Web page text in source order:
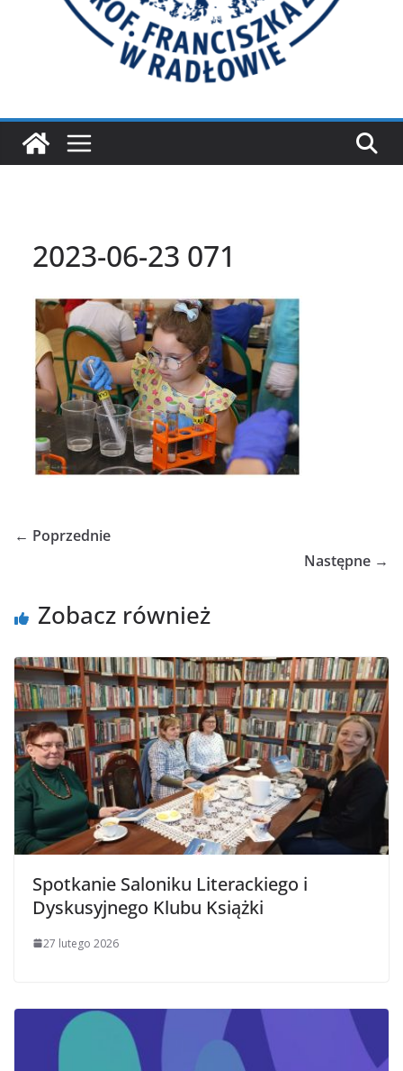
2023-06-23 071
← Poprzednie
Następne →
Zobacz również
Spotkanie Saloniku Literackiego i
Dyskusyjnego Klubu Książki
27 lutego 2026